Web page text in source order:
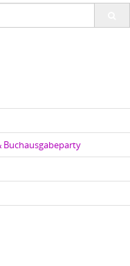
Buchausgabeparty